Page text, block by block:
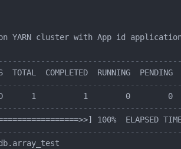
YARN cluster with App id